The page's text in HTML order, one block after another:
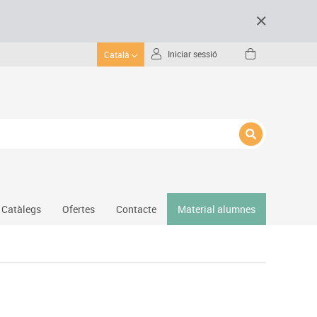
Català Iniciar sessió
Catàlegs Ofertes Contacte Material alumnes